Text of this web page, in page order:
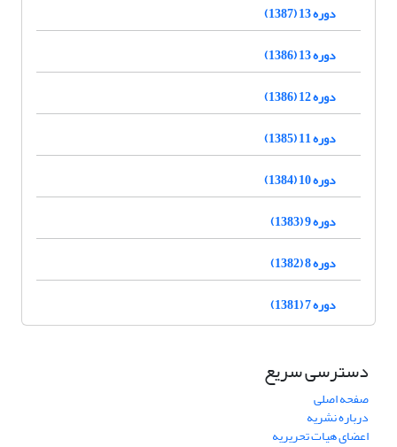
دوره 13 (1387)
دوره 13 (1386)
دوره 12 (1386)
دوره 11 (1385)
دوره 10 (1384)
دوره 9 (1383)
دوره 8 (1382)
دوره 7 (1381)
دسترسی سریع
صفحه اصلی
درباره نشریه
اعضای هیات تحریریه